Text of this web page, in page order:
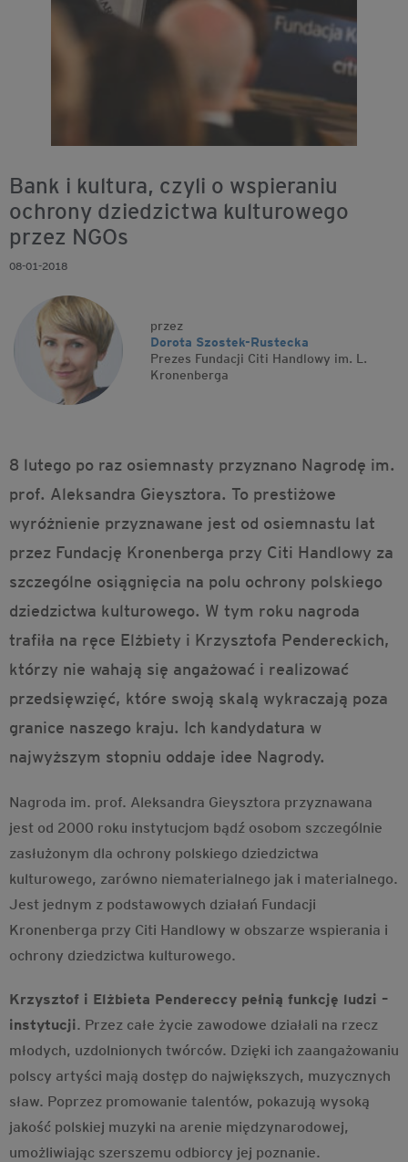
Bank i kultura, czyli o wspieraniu
ochrony dziedzictwa kulturowego
przez NGOs
08-01-2018
przez
Dorota Szostek-Rustecka
Prezes Fundacji Citi Handlowy im. L.
Kronenberga
8 lutego po raz osiemnasty przyznano Nagrodę im.
prof. Aleksandra Gieysztora. To prestiżowe
wyróżnienie przyznawane jest od osiemnastu lat
przez Fundację Kronenberga przy Citi Handlowy za
szczególne osiągnięcia na polu ochrony polskiego
dziedzictwa kulturowego. W tym roku nagroda
trafiła na ręce Elżbiety i Krzysztofa Pendereckich,
którzy nie wahają się angażować i realizować
przedsięwzięć, które swoją skalą wykraczają poza
granice naszego kraju. Ich kandydatura w
najwyższym stopniu oddaje idee Nagrody.
Nagroda im. prof. Aleksandra Gieysztora przyznawana
jest od 2000 roku instytucjom bądź osobom szczególnie
zasłużonym dla ochrony polskiego dziedzictwa
kulturowego, zarówno niematerialnego jak i materialnego.
Jest jednym z podstawowych działań Fundacji
Kronenberga przy Citi Handlowy w obszarze wspierania i
ochrony dziedzictwa kulturowego.
Krzysztof i Elżbieta Pendereccy pełnią funkcję ludzi –
instytucji. Przez całe życie zawodowe działali na rzecz
młodych, uzdolnionych twórców. Dzięki ich zaangażowaniu
polscy artyści mają dostęp do największych, muzycznych
sław. Poprzez promowanie talentów, pokazują wysoką
jakość polskiej muzyki na arenie międzynarodowej,
umożliwiając szerszemu odbiorcy jej poznanie.